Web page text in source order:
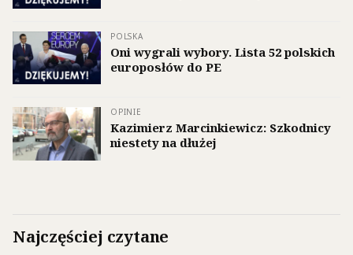
POLSKA
Oni wygrali wybory. Lista 52 polskich
europosłów do PE
OPINIE
Kazimierz Marcinkiewicz: Szkodnicy
niestety na dłużej
Najczęściej czytane